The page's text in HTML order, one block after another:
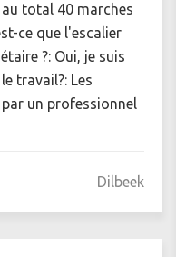
total 40 marches
ce que l'escalier
?: Oui, je suis
travail?: Les
un professionnel
Dilbeek